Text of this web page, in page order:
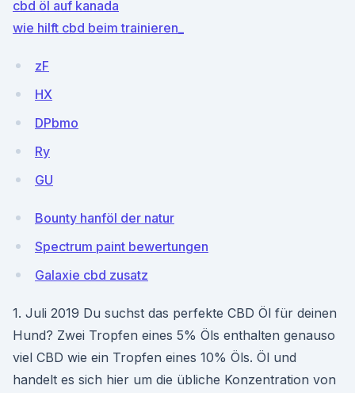
cbd öl auf kanada
wie hilft cbd beim trainieren_
zF
HX
DPbmo
Ry
GU
Bounty hanföl der natur
Spectrum paint bewertungen
Galaxie cbd zusatz
1. Juli 2019 Du suchst das perfekte CBD Öl für deinen
Hund? Zwei Tropfen eines 5% Öls enthalten genauso
viel CBD wie ein Tropfen eines 10% Öls. Öl und
handelt es sich hier um die übliche Konzentration von